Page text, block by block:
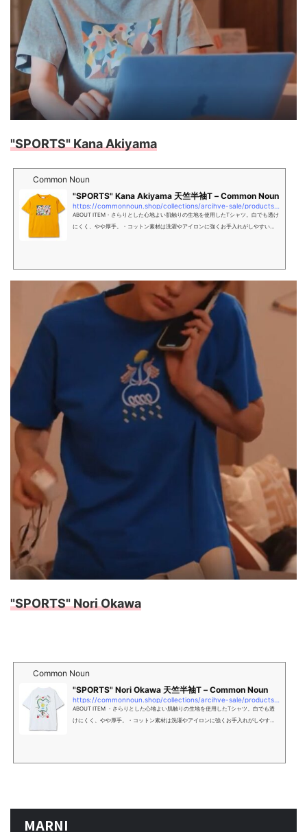
"SPORTS" Kana Akiyama
Common Noun
"SPORTS" Kana Akiyama 天竺半袖T – Common Noun
ABOUT ITEM・さらりとした心地よい肌触りの生地を使用したTシャツ。白でも透け
にくく、やや厚手。・コットン素材は洗濯やアイロンに強くお手入れがしやすい素
がいつもよりコンパクトなサイズ感とな
"SPORTS" Nori Okawa
Common Noun
"SPORTS" Nori Okawa 天竺半袖T – Common Noun
ABOUT ITEM ・さらりとした心地よい肌触りの生地を使用したTシャツ。白でも透
けにくく、やや厚手。・コットン素材は洗濯やアイロンに強くお手入れがしやすい
MARNI